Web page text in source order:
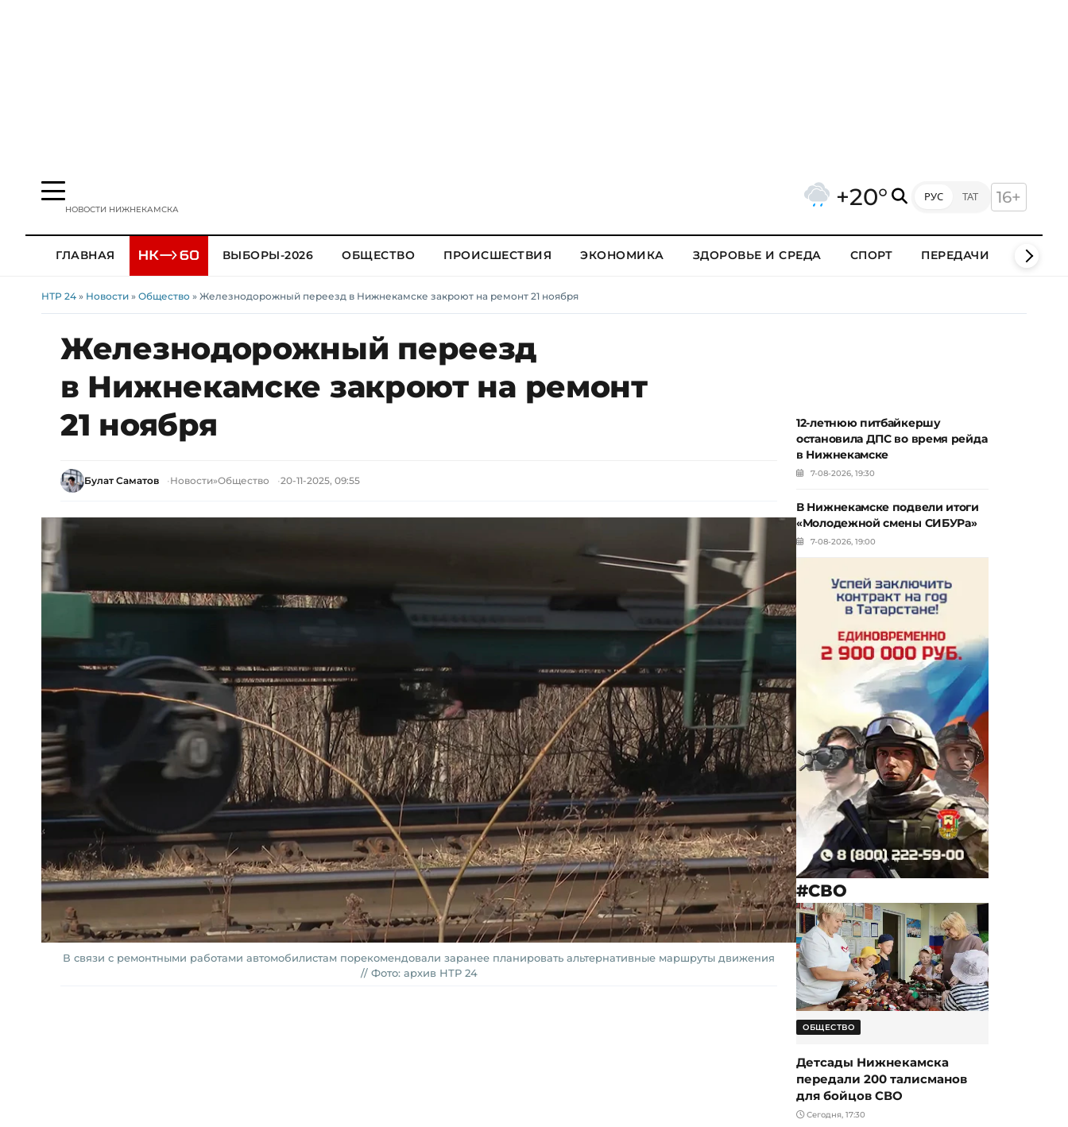
НОВОСТИ НИЖНЕКАМСКА +20° РУС ТАТ 16+
ГЛАВНАЯ ВЫБОРЫ-2026 ОБЩЕСТВО ПРОИСШЕСТВИЯ ЭКОНОМИКА ЗДОРОВЬЕ И СРЕДА СПОРТ ПЕРЕДАЧИ КЛИПЫ
НТР 24 » Новости » Общество » Железнодорожный переезд в Нижнекамске закроют на ремонт 21 ноября
Железнодорожный переезд
в Нижнекамске закроют на ремонт
21 ноября
Булат Саматов Новости»Общество 20-11-2025, 09:55
В связи с ремонтными работами автомобилистам порекомендовали заранее планировать альтернативные маршруты движения
// Фото: архив НТР 24
12-летнюю питбайкершу
остановила ДПС во время рейда
в Нижнекамске
7-08-2026, 19:30
В Нижнекамске подвели итоги
«Молодежной смены СИБУРа»
7-08-2026, 19:00
#СВО
ОБЩЕСТВО
Детсады Нижнекамска
передали 200 талисманов
для бойцов СВО
Сегодня, 17:30